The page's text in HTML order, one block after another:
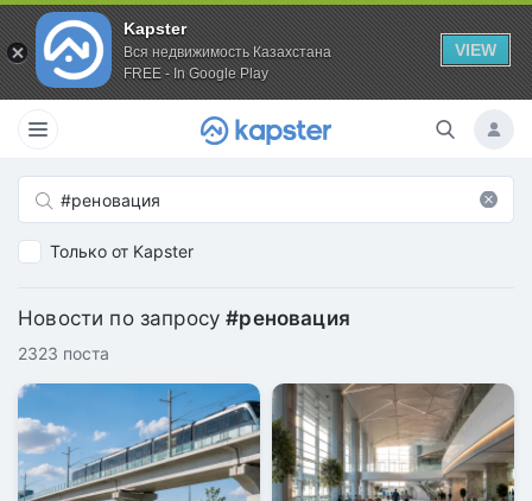
Kapster
Вся недвижимость Казахстана
FREE - In Google Play
VIEW
Только от Kapster
Новости по запросу#реновация
2323 поста